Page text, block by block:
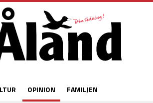
OPINION FAMILJEN